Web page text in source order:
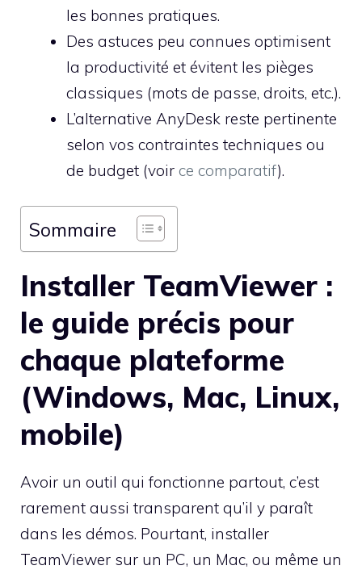
les bonnes pratiques.
Des astuces peu connues optimisent
la productivité et évitent les pièges
classiques (mots de passe, droits, etc.).
L’alternative AnyDesk reste pertinente
selon vos contraintes techniques ou
de budget (voir ce comparatif).
Sommaire
Installer TeamViewer :
le guide précis pour
chaque plateforme
(Windows, Mac, Linux,
mobile)
Avoir un outil qui fonctionne partout, c’est
rarement aussi transparent qu’il y paraît
dans les démos. Pourtant, installer
TeamViewer sur un PC, un Mac, ou même un